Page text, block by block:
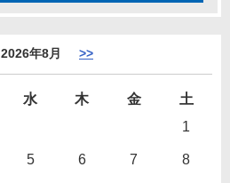
2026年8月 >>
水 木 金
土
1
5 6 7 8